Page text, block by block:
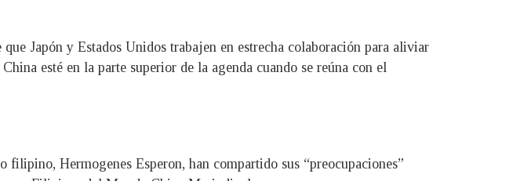
Japón y Estados Unidos trabajen en estrecha colaboración para aliviar
esté en la parte superior de la agenda cuando se reúna con el
Hermogenes Esperon, han compartido sus “preocupaciones”